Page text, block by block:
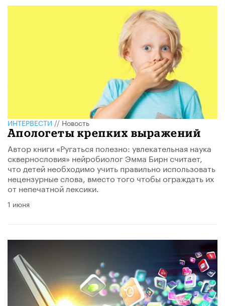
ИНТЕРВЕСТИ//Новость
Апологеты крепких выражений
Автор книги «Ругаться полезно: увлекательная наука
сквернословия» нейробиолог Эмма Бирн считает,
что детей необходимо учить правильно использовать
нецензурные слова, вместо того чтобы ограждать их
от непечатной лексики.
1 июня